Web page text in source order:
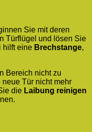
Sie mit deren
Türflügel und lösen Sie
hilft eine Brechstange,
Bereich nicht zu
Tür nicht mehr
die Laibung reinigen